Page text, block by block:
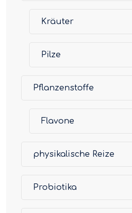
Kräuter
Pilze
Pflanzenstoffe
Flavone
physikalische Reize
Probiotika